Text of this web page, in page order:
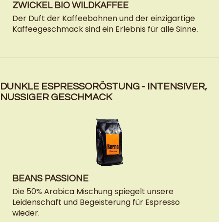
ZWICKEL BIO WILDKAFFEE
Der Duft der Kaffeebohnen und der einzigartige
Kaffeegeschmack sind ein Erlebnis für alle Sinne.
DUNKLE ESPRESSORÖSTUNG - INTENSIVER,
NUSSIGER GESCHMACK
BEANS PASSIONE
Die 50% Arabica Mischung spiegelt unsere
Leidenschaft und Begeisterung für Espresso
wieder.